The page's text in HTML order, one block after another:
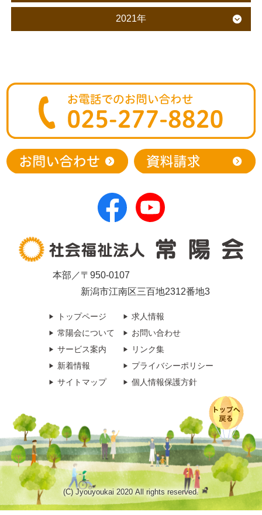
2021年
本部／〒950-0107
新潟市江南区三百地2312番地3
トップページ
常陽会について
サービス案内
新着情報
サイトマップ
求人情報
お問い合わせ
リンク集
プライバシーポリシー
個人情報保護方針
(C) Jyouyoukai 2020 All rights reserved.